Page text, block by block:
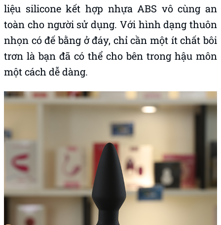
liệu silicone kết hợp nhựa ABS vô cùng an
toàn cho người sử dụng. Với hình dạng thuôn
nhọn có đế bằng ở đáy, chỉ cần một ít chất bôi
trơn là bạn đã có thể cho bên trong hậu môn
một cách dễ dàng.